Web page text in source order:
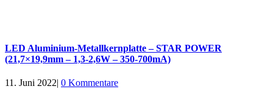
LED Aluminium-Metallkernplatte – STAR POWER
(21,7×19,9mm – 1,3-2,6W – 350-700mA)
11. Juni 2022| 0 Kommentare